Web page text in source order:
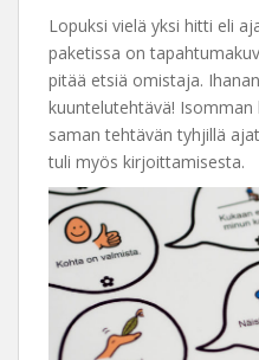
Lopuksi vielä yksi hitti eli
paketissa on
pitää etsiä omistaja.
kuuntelutehtävä!
saman tehtävän tyhjillä
tuli myös kirjoittamisesta.